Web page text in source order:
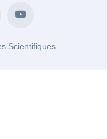
Scientifiques